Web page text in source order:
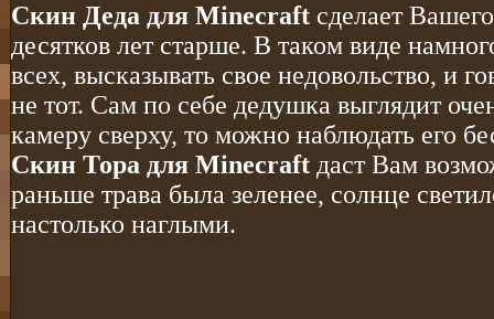
Скин Деда для Minecraft сделает
десятков лет старше. В таком виде
всех, высказывать свое недовольство, и
не тот. Сам по себе дедушка выглядит
камеру сверху, то можно наблюдать его
Скин Тора для Minecraft даст Вам
раньше трава была зеленее, солнце
настолько наглыми.